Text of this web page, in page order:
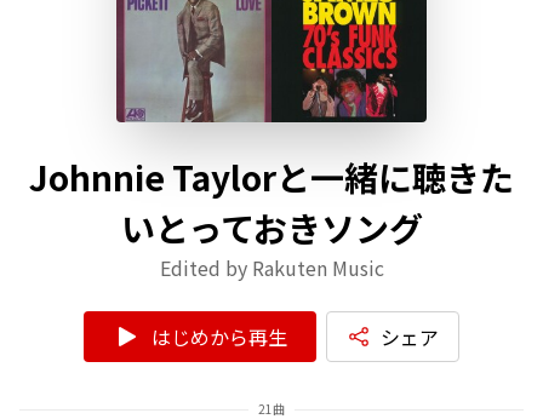
Johnnie Taylorと一緒に聴きた
いとっておきソング
Edited by Rakuten Music
はじめから再生 シェア
21曲